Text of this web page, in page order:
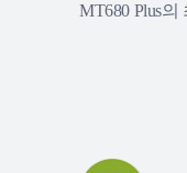
MT680 Plus